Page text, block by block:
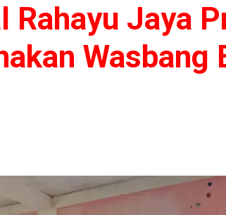
Rahayu Jaya
Wasbang